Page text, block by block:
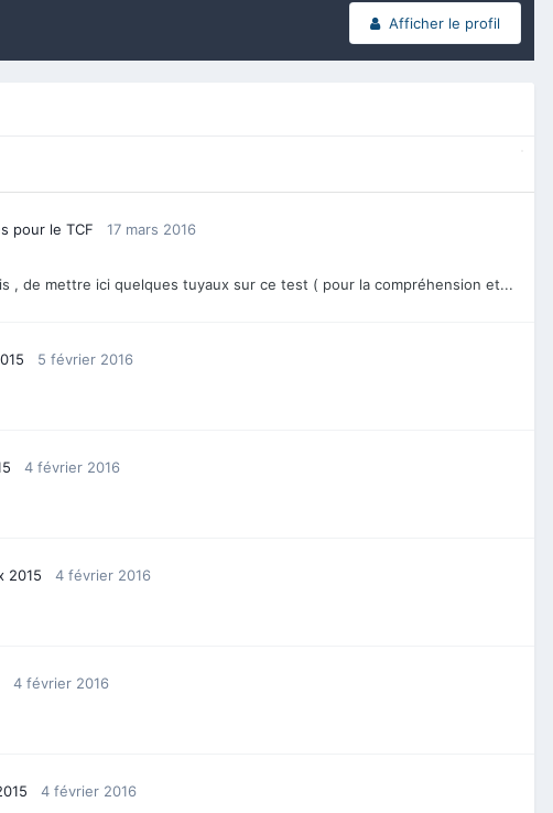
Afficher le profil
pour le TCF
17 mars 2016
, de mettre ici quelques tuyaux sur ce test ( pour la compréhension et...
5 février 2016
4 février 2016
2015
4 février 2016
4 février 2016
4 février 2016